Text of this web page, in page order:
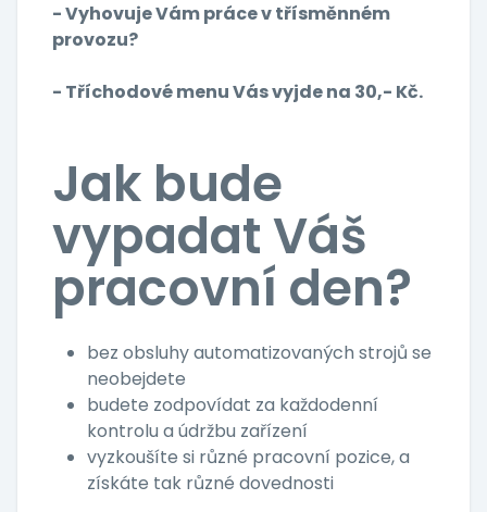
- Vyhovuje Vám práce v třísměnném
provozu?
- Tříchodové menu Vás vyjde na 30,- Kč.
Jak bude
vypadat Váš
pracovní den?
bez obsluhy automatizovaných strojů se
neobejdete
budete zodpovídat za každodenní
kontrolu a údržbu zařízení
vyzkoušíte si různé pracovní pozice, a
získáte tak různé dovednosti